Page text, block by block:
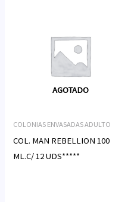
AGOTADO
COLONIAS ENVASADAS ADULTO
COL. MAN REBELLION 100
ML.C/ 12 UDS*****